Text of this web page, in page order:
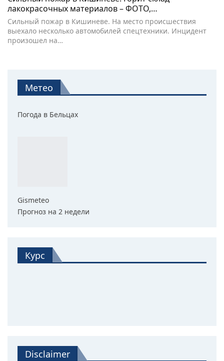
лакокрасочных материалов – ФОТО,…
Сильный пожар в Кишиневе. На место происшествия
выехало несколько автомобилей спецтехники. Инцидент
произошел на…
Метео
Погода в Бельцах
Gismeteo
Прогноз на 2 недели
Курс
Disclaimer